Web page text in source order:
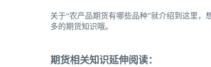
关于“农产品期货有哪些品种”就介绍到这里
多的期货知识哦。
期货相关知识延伸阅读：